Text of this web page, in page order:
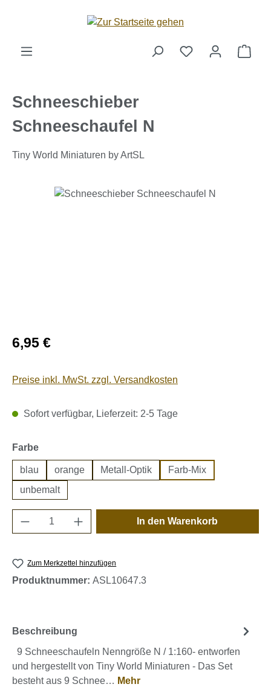
Zum Hauptinhalt springen
Schneeschieber
Schneeschaufel N
Tiny World Miniaturen by ArtSL
Bildergalerie überspringen
Regulärer Preis:
6,95 €
Preise inkl. MwSt. zzgl. Versandkosten
Sofort verfügbar, Lieferzeit: 2-5 Tage
Farbeauswählen
blau orange Metall-Optik
Farb-Mix
unbemalt
Produkt Anzahl: Gib den gewünschten
In den Warenkorb
Zum Merkzettel hinzufügen
Produktnummer: ASL10647.3
Beschreibung
9 Schneeschaufeln Nenngröße N / 1:160- entworfen
und hergestellt von Tiny World Miniaturen - Das Set
besteht aus 9 Schnee… Mehr